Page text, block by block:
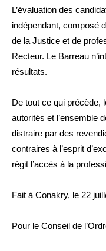
L’évaluation des
indépendant, composé
de la Justice et de
Recteur. Le Barreau
résultats.
De tout ce qui précède,
autorités et l’ensemble
distraire par des
contraires à l’esprit
régit l’accès à la
Fait à Conakry, le 22
Pour le Conseil de